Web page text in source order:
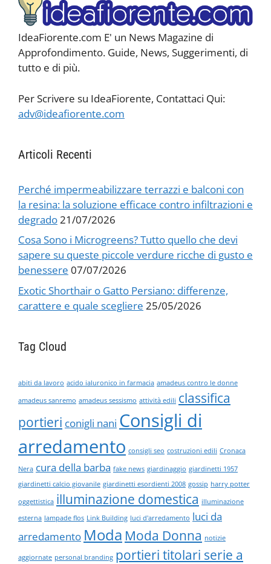
IdeaFiorente.com E' un News Magazine di
Approfondimento. Guide, News, Suggerimenti, di
tutto e di più.
Per Scrivere su IdeaFiorente, Contattaci Qui:
adv@ideafiorente.com
Articoli Recenti
Perché impermeabilizzare terrazzi e balconi con
la resina: la soluzione efficace contro infiltrazioni e
degrado 21/07/2026
Cosa Sono i Microgreens? Tutto quello che devi
sapere su queste piccole verdure ricche di gusto e
benessere 07/07/2026
Exotic Shorthair o Gatto Persiano: differenze,
carattere e quale scegliere 25/05/2026
Tag Cloud
abiti da lavoro acido ialuronico in farmacia amadeus contro le donne
amadeus sanremo amadeus sessismo attività edili classifica
portieri conigli nani Consigli di
arredamento consigli seo costruzioni edili Cronaca
Nera cura della barba fake news giardinaggio giardinetti 1957
giardinetti calcio giovanile giardinetti esordienti 2008 gossip harry potter
oggettistica illuminazione domestica illuminazione
esterna lampade flos Link Building luci d'arredamento luci da
arredamento Moda Moda Donna notizie
aggiornate personal branding portieri titolari serie a